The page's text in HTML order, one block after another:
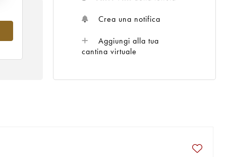
Crea una notifica
Aggiungi alla tua
cantina virtuale